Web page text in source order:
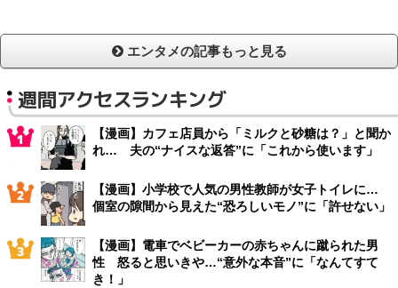
エンタメの記事もっと見る
週間アクセスランキング
【漫画】カフェ店員から「ミルクと砂糖は？」と聞か
れ… 夫の“ナイスな返答”に「これから使います」
【漫画】小学校で人気の男性教師が女子トイレに…
個室の隙間から見えた“恐ろしいモノ”に「許せない」
【漫画】電車でベビーカーの赤ちゃんに蹴られた男
性 怒ると思いきや…“意外な本音”に「なんてすて
き！」